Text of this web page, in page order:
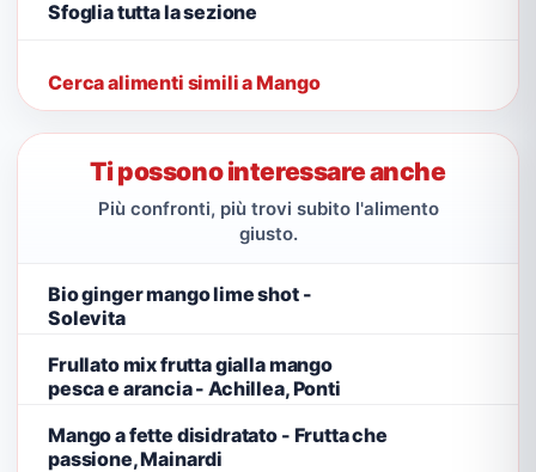
Sfoglia tutta la sezione
Cerca alimenti simili a Mango
Ti possono interessare anche
Più confronti, più trovi subito l'alimento
giusto.
Bio ginger mango lime shot -
Solevita
Frullato mix frutta gialla mango
pesca e arancia - Achillea, Ponti
Mango a fette disidratato - Frutta che
passione, Mainardi